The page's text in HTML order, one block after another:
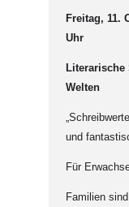
Freitag, 11.
Uhr
Literarische
Welten
und
Für
Familien